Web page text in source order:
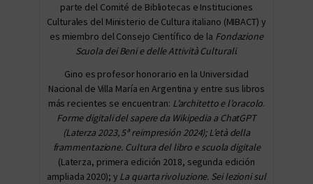
parte del Comité de Bibliotecas e Instituciones
Culturales del Ministerio de Cultura italiano (MIBACT) y
es miembro del Consejo Científico de la Fondazione
Scuola dei Beni e delle Attività Culturali.
Gino es profesor honorario en la Universidad
Nacional de Villa María en Argentina y entre sus libros
más recientes se encuentran: L’architetto e l’oracolo.
Forme digitali del sapere da Wikipedia a ChatGPT
(Laterza 2023, 5ª reimpresión 2024); L’età della
frammentazione. Cultura del libro e scuola digitale
(Laterza, primera edición 2018, segunda edición
ampliada 2020); y La quarta rivoluzione. Sei lezioni sul